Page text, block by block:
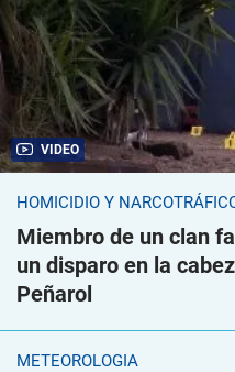
VIDEO
HOMICIDIO Y
Miembro de un clan
un disparo en la
Peñarol
METEOROLOGÍA